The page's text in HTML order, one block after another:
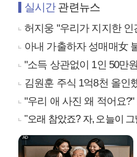
실시간관련뉴스
허지웅 "우리가 지지한 인간
아내 가출하자 성매매女
"소득 상관없이 1인 50만
김원훈 주식 1억8천 올인
"우리 애 사진 왜 적어요
"오래 참았죠? 자, 오늘이